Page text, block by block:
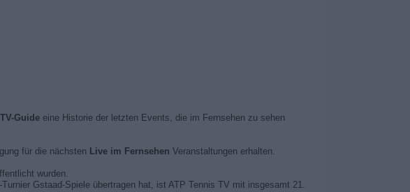
TV-Guideeine Historie der letzten Events, die im Fernsehen zu sehen
für die nächsten Live im Fernsehen Veranstaltungen erhalten.
wurden.
Gstaad-Spiele übertragen hat, ist ATP Tennis TV mit insgesamt 21.